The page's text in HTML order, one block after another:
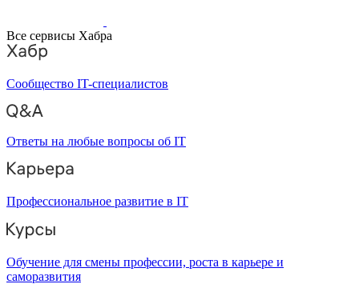
Все сервисы Хабра
Сообщество IT-специалистов
Ответы на любые вопросы об IT
Профессиональное развитие в IT
Обучение для смены профессии, роста в карьере и
саморазвития